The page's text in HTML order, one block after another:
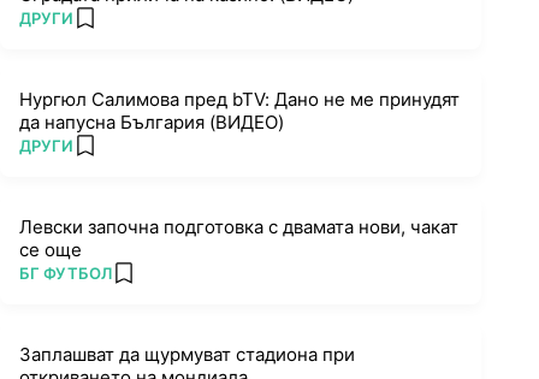
ПОВЕЧЕ ОТ
ДРУГИ add favorites
Нургюл Салимова пред bTV: Дано не ме принудят
да напусна България (ВИДЕО)
ПОВЕЧЕ ОТ
ДРУГИ add favorites
Левски започна подготовка с двамата нови, чакат
се още
ПОВЕЧЕ ОТ
БГ ФУТБОЛ add favorites
Заплашват да щурмуват стадиона при